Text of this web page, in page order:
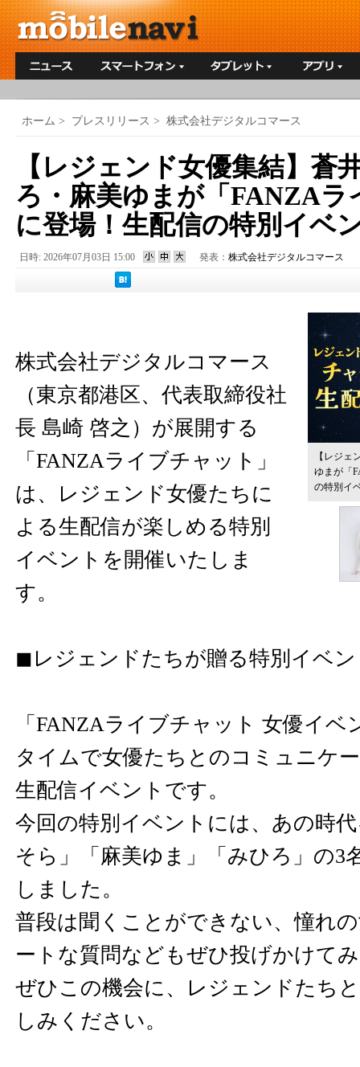
ホーム > プレスリリース > 株式会社デジタルコマース
【レジェンド女優集結】蒼
ろ・麻美ゆまが「FANZAラ
に登場！生配信の特別イベ
日時: 2026年07月03日 15:00 発表： 株式会社デジタルコマース
【レジェ
ゆまが「
の特別イ
株式会社デジタルコマース
（東京都港区、代表取締役社
長 島崎 啓之）が展開する
「FANZAライブチャット」
は、レジェンド女優たちに
よる生配信が楽しめる特別
イベントを開催いたしま
す。
◼︎レジェンドたちが贈る特別イベン
「FANZAライブチャット 女優イベ
タイムで女優たちとのコミュニケ
生配信イベントです。
今回の特別イベントには、あの時
そら」「麻美ゆま」「みひろ」の3
しました。
普段は聞くことができない、憧れ
ートな質問などもぜひ投げかけて
ぜひこの機会に、レジェンドたち
しみください。